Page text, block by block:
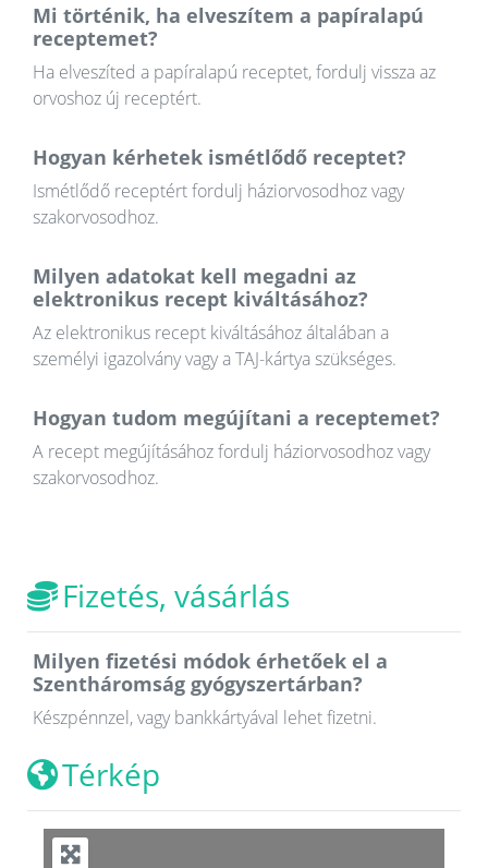
Mi történik, ha elveszítem a papíralapú
receptemet?
Ha elveszíted a papíralapú receptet, fordulj vissza az
orvoshoz új receptért.
Hogyan kérhetek ismétlődő receptet?
Ismétlődő receptért fordulj háziorvosodhoz vagy
szakorvosodhoz.
Milyen adatokat kell megadni az
elektronikus recept kiváltásához?
Az elektronikus recept kiváltásához általában a
személyi igazolvány vagy a TAJ-kártya szükséges.
Hogyan tudom megújítani a receptemet?
A recept megújításához fordulj háziorvosodhoz vagy
szakorvosodhoz.
Fizetés, vásárlás
Milyen fizetési módok érhetőek el a
Szentháromság gyógyszertárban?
Készpénnzel, vagy bankkártyával lehet fizetni.
Térkép